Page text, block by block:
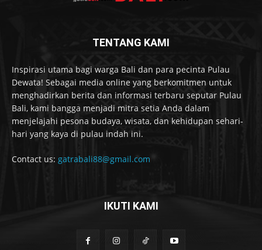
TENTANG KAMI
Inspirasi utama bagi warga Bali dan para pecinta Pulau
Dewata! Sebagai media online yang berkomitmen untuk
menghadirkan berita dan informasi terbaru seputar Pulau
Bali, kami bangga menjadi mitra setia Anda dalam
menjelajahi pesona budaya, wisata, dan kehidupan sehari-
hari yang kaya di pulau indah ini.
Contact us: gatrabali88@gmail.com
IKUTI KAMI